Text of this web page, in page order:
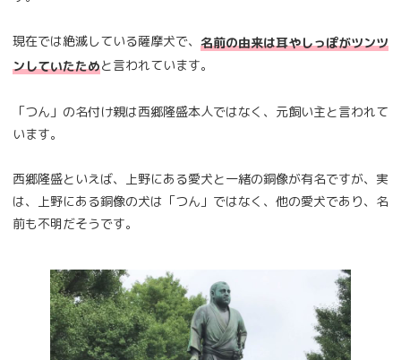
現在では絶滅している薩摩犬で、 名前の由来は耳やしっぽがツンツ
ンしていたためと言われています。
「つん」の名付け親は西郷隆盛本人ではなく、元飼い主と言われて
います。
西郷隆盛といえば、上野にある愛犬と一緒の銅像が有名ですが、実
は、上野にある銅像の犬は「つん」ではなく、他の愛犬であり、名
前も不明だそうです。